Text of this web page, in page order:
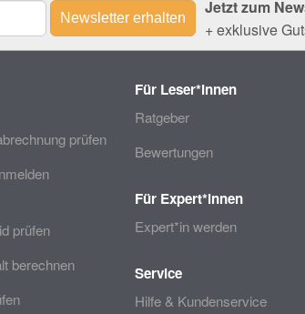
Jetzt zum
+ exklusive
prüfen
prüfen
berechnen
Für Leser*innen
Ratgeber
Bewertungen
Für Expert*innen
Expert*in werden
Service
Hilfe & Kundenservice